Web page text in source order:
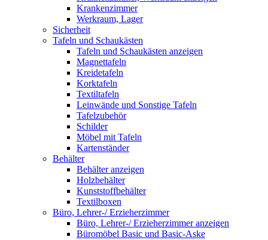
Krankenzimmer
Werkraum, Lager
Sicherheit
Tafeln und Schaukästen
Tafeln und Schaukästen anzeigen
Magnettafeln
Kreidetafeln
Korktafeln
Textiltafeln
Leinwände und Sonstige Tafeln
Tafelzubehör
Schilder
Möbel mit Tafeln
Kartenständer
Behälter
Behälter anzeigen
Holzbehälter
Kunststoffbehälter
Textilboxen
Büro, Lehrer-/ Erzieherzimmer
Büro, Lehrer-/ Erzieherzimmer anzeigen
Büromöbel Basic und Basic-Aske